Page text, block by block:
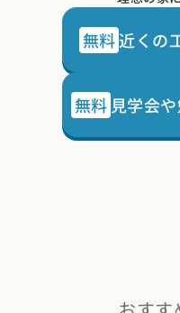
無料見学会